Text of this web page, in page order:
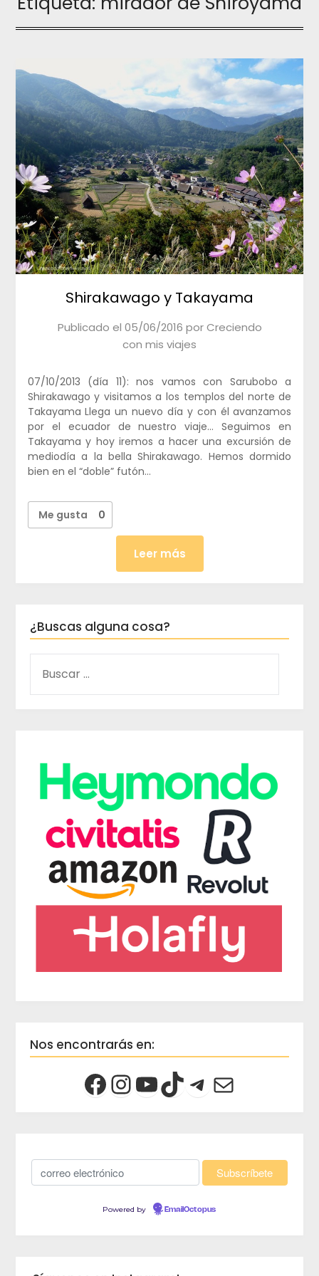
Shirakawago y Takayama
Publicado el 05/06/2016 porCreciendo
con mis viajes
07/10/2013 (día 11): nos vamos con Sarubobo a
Shirakawago y visitamos a los templos del norte de
Takayama Llega un nuevo día y con él avanzamos
por el ecuador de nuestro viaje… Seguimos en
Takayama y hoy iremos a hacer una excursión de
mediodía a la bella Shirakawago. Hemos dormido
bien en el “doble” futón…
Me gusta 0
Leer más
¿Buscas alguna cosa?
Nos encontrarás en:
Powered by EmailOctopus